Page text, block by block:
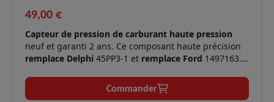
49,00 €
Capteur de pression de carburant haute pression
neuf et garanti 2 ans. Ce composant haute précision
remplace Delphi 45PP3-1 et remplace Ford 1497163.
pour mesurer la pression du gasoil sur les moteurs
Diesel 2.2, 2.3 et 2.4 équipant les utilitaires et pick-up.
Commander